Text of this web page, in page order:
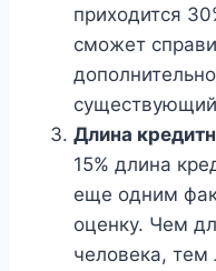
приходится
сможет
Длина
15% длина
еще одним
оценку. Чем
человека, тем